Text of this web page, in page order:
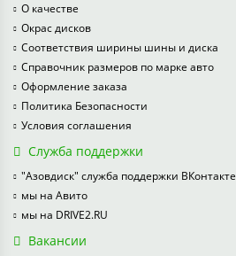
О качестве
Окрас дисков
Соответствия ширины шины и диска
Справочник размеров по марке авто
Оформление заказа
Политика Безопасности
Условия соглашения
Служба поддержки
"Азовдиск" служба поддержки ВКонтакте
мы на Авито
мы на DRIVE2.RU
Вакансии